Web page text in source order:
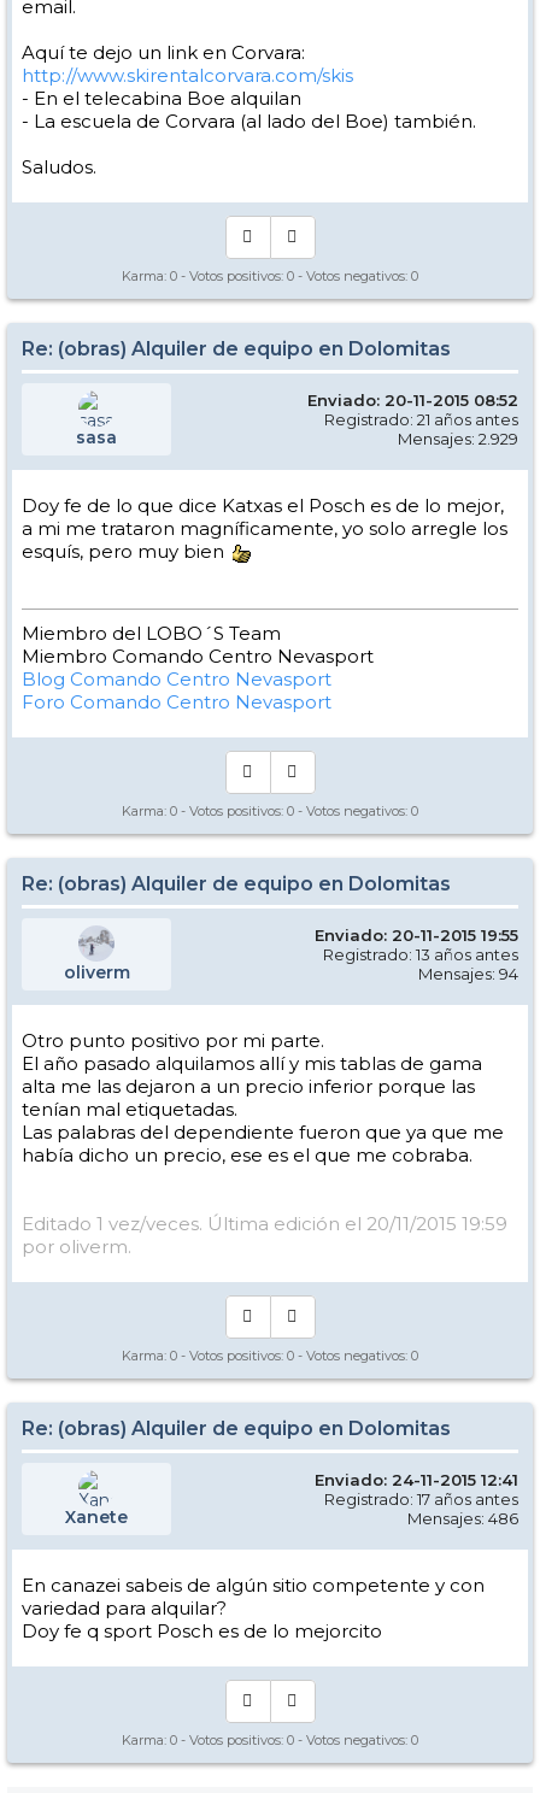
email.
Aquí te dejo un link en Corvara:
http://www.skirentalcorvara.com/skis
- En el telecabina Boe alquilan
- La escuela de Corvara (al lado del Boe) también.
Saludos.
Karma: 0 - Votos positivos: 0 - Votos negativos: 0
Re: (obras) Alquiler de equipo en Dolomitas
sasa
Enviado: 20-11-2015 08:52
Registrado: 21 años antes
Mensajes: 2.929
Doy fe de lo que dice Katxas el Posch es de lo mejor,
a mi me trataron magníficamente, yo solo arregle los
esquís, pero muy bien
Miembro del LOBO´S Team
Miembro Comando Centro Nevasport
Blog Comando Centro Nevasport
Foro Comando Centro Nevasport
Karma: 0 - Votos positivos: 0 - Votos negativos: 0
Re: (obras) Alquiler de equipo en Dolomitas
oliverm
Enviado: 20-11-2015 19:55
Registrado: 13 años antes
Mensajes: 94
Otro punto positivo por mi parte.
El año pasado alquilamos allí y mis tablas de gama
alta me las dejaron a un precio inferior porque las
tenían mal etiquetadas.
Las palabras del dependiente fueron que ya que me
había dicho un precio, ese es el que me cobraba.
Editado 1 vez/veces. Última edición el 20/11/2015 19:59
por oliverm.
Karma: 0 - Votos positivos: 0 - Votos negativos: 0
Re: (obras) Alquiler de equipo en Dolomitas
Xanete
Enviado: 24-11-2015 12:41
Registrado: 17 años antes
Mensajes: 486
En canazei sabeis de algún sitio competente y con
variedad para alquilar?
Doy fe q sport Posch es de lo mejorcito
Karma: 0 - Votos positivos: 0 - Votos negativos: 0